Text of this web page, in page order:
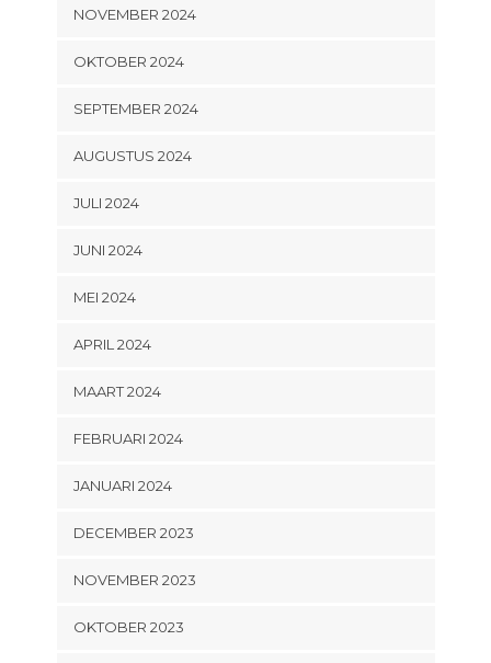
NOVEMBER 2024
OKTOBER 2024
SEPTEMBER 2024
AUGUSTUS 2024
JULI 2024
JUNI 2024
MEI 2024
APRIL 2024
MAART 2024
FEBRUARI 2024
JANUARI 2024
DECEMBER 2023
NOVEMBER 2023
OKTOBER 2023